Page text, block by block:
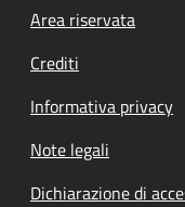
Footer
Area riservata
Crediti
Informativa privacy
Note legali
Dichiarazione di